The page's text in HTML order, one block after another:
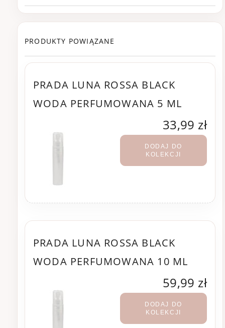
PRODUKTY POWIĄZANE
PRADA LUNA ROSSA BLACK
WODA PERFUMOWANA 5 ML
33,99 zł
DODAJ DO
KOLEKCJI
PRADA LUNA ROSSA BLACK
WODA PERFUMOWANA 10 ML
59,99 zł
DODAJ DO
KOLEKCJI